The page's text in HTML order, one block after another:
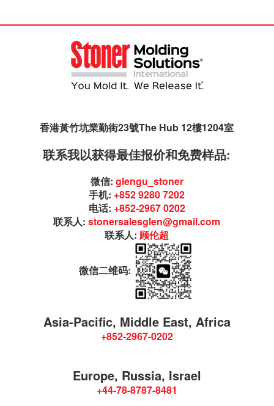
香港黃竹坑業勤街23號The Hub 12樓1204室
联系我以获得最佳报价和免费样品:
微信: glengu_stoner
手机: +852 9280 7202
电话: +852-2967 0202
联系人:stonersalesglen@gmail.com
联系人: 顾伦超
微信二维码:
Asia-Pacific, Middle East, Africa
+852-2967-0202
Europe, Russia, Israel
+44-78-8787-8481